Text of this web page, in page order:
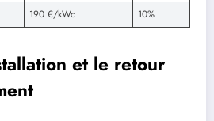
190 €/kWc 10%
et le retour